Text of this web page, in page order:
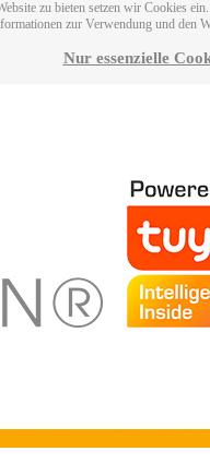
zu bieten setzen wir Cookies
zur Verwendung und den
Nur essenzielle